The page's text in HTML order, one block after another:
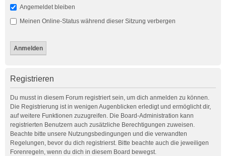
Angemeldet bleiben
Meinen Online-Status während dieser Sitzung verbergen
Registrieren
Du musst in diesem Forum registriert sein, um dich anmelden zu können.
Die Registrierung ist in wenigen Augenblicken erledigt und ermöglicht dir,
auf weitere Funktionen zuzugreifen. Die Board-Administration kann
registrierten Benutzern auch zusätzliche Berechtigungen zuweisen.
Beachte bitte unsere Nutzungsbedingungen und die verwandten
Regelungen, bevor du dich registrierst. Bitte beachte auch die jeweiligen
Forenregeln, wenn du dich in diesem Board bewegst.